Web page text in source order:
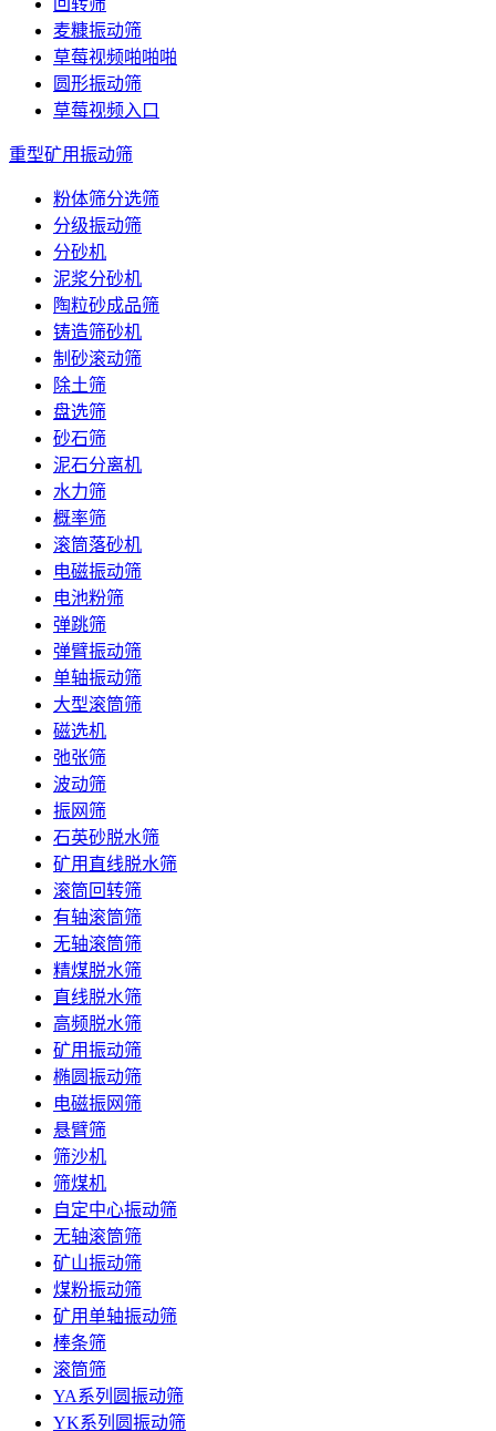
麦糠振动筛
草莓视频啪啪啪
圆形振动筛
草莓视频入口
重型矿用振动筛
粉体筛分选筛
分级振动筛
分砂机
泥浆分砂机
陶粒砂成品筛
铸造筛砂机
制砂滚动筛
除土筛
盘选筛
砂石筛
泥石分离机
水力筛
概率筛
滚筒落砂机
电磁振动筛
电池粉筛
弹跳筛
弹臂振动筛
单轴振动筛
大型滚筒筛
磁选机
弛张筛
波动筛
振网筛
石英砂脱水筛
矿用直线脱水筛
滚筒回转筛
有轴滚筒筛
无轴滚筒筛
精煤脱水筛
直线脱水筛
高频脱水筛
矿用振动筛
椭圆振动筛
电磁振网筛
悬臂筛
筛沙机
筛煤机
自定中心振动筛
无轴滚筒筛
矿山振动筛
煤粉振动筛
矿用单轴振动筛
棒条筛
滚筒筛
YA系列圆振动筛
YK系列圆振动筛